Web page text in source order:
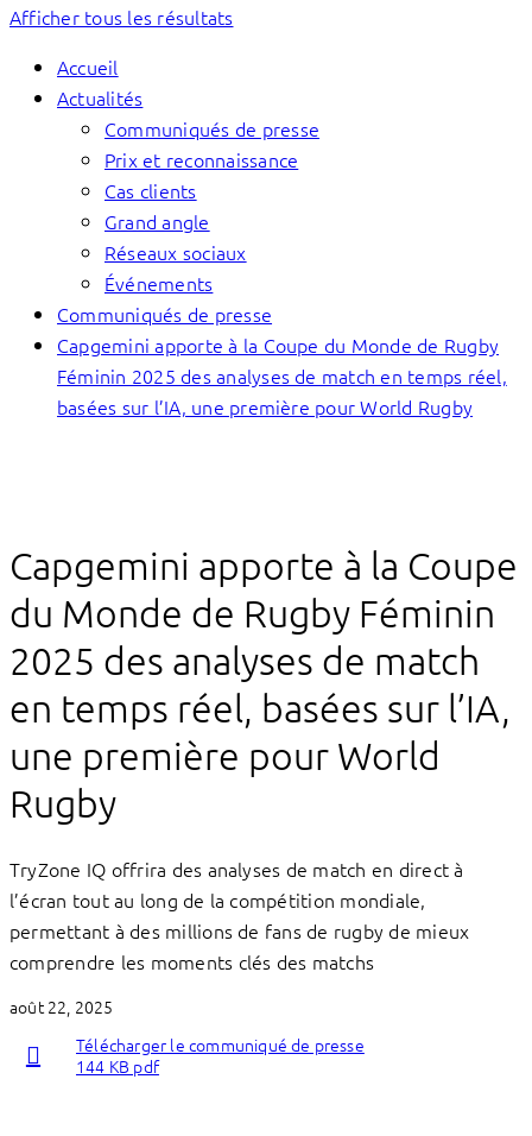
Afficher tous les résultats
Accueil
Actualités
Communiqués de presse
Prix et reconnaissance
Cas clients
Grand angle
Réseaux sociaux
Événements
Communiqués de presse
Capgemini apporte à la Coupe du Monde de Rugby
Féminin 2025 des analyses de match en temps réel,
basées sur l’IA, une première pour World Rugby
Capgemini apporte à la Coupe
du Monde de Rugby Féminin
2025 des analyses de match
en temps réel, basées sur l’IA,
une première pour World
Rugby
TryZone IQ offrira des analyses de match en direct à
l’écran tout au long de la compétition mondiale,
permettant à des millions de fans de rugby de mieux
comprendre les moments clés des matchs
août 22, 2025
Télécharger le communiqué de presse
144 KB pdf